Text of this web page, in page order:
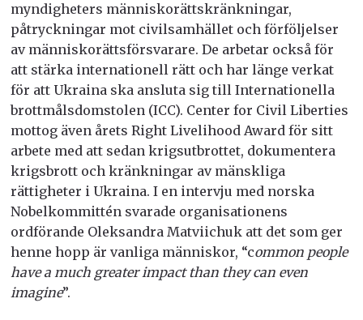
myndigheters människorättskränkningar,
påtryckningar mot civilsamhället och förföljelser
av människorättsförsvarare. De arbetar också för
att stärka internationell rätt och har länge verkat
för att Ukraina ska ansluta sig till Internationella
brottmålsdomstolen (ICC). Center for Civil Liberties
mottog även årets Right Livelihood Award för sitt
arbete med att sedan krigsutbrottet, dokumentera
krigsbrott och kränkningar av mänskliga
rättigheter i Ukraina. I en intervju med norska
Nobelkommittén svarade organisationens
ordförande Oleksandra Matviichuk att det som ger
henne hopp är vanliga människor, “common people
have a much greater impact than they can even
imagine”.